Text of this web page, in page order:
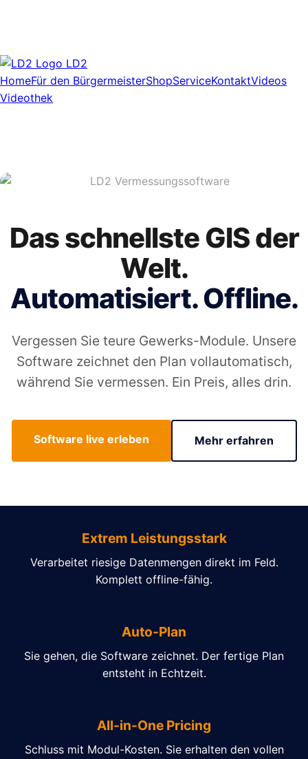
LD2
HomeFür den BürgermeisterShopServiceKontaktVideos
Videothek
Das schnellste GIS der
Welt.
Automatisiert. Offline.
Vergessen Sie teure Gewerks-Module. Unsere
Software zeichnet den Plan vollautomatisch,
während Sie vermessen. Ein Preis, alles drin.
Software live erleben Mehr erfahren
Extrem Leistungsstark
Verarbeitet riesige Datenmengen direkt im Feld.
Komplett offline-fähig.
Auto-Plan
Sie gehen, die Software zeichnet. Der fertige Plan
entsteht in Echtzeit.
All-in-One Pricing
Schluss mit Modul-Kosten. Sie erhalten den vollen